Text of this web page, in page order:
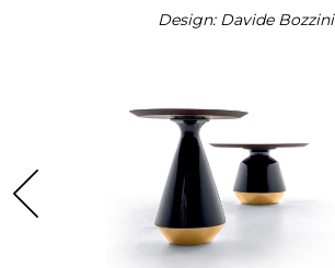
Design: Davide Bozzini